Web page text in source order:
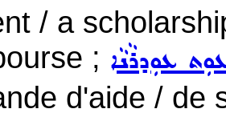
/ a
; ܥܘܼܕܪܵܢܵܐ
d'aide / de